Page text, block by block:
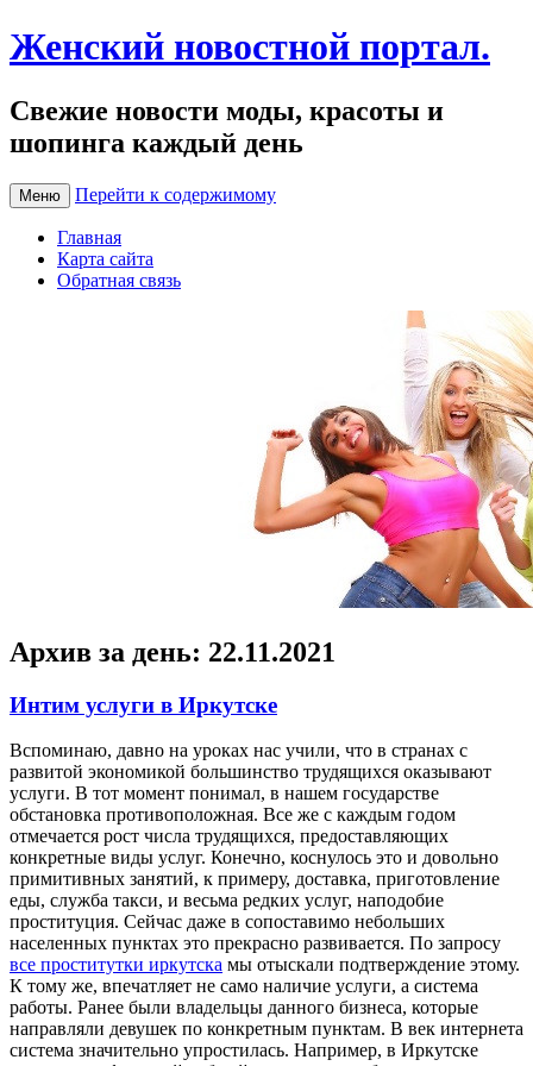
Женский новостной портал.
Свежие новости моды, красоты и
шопинга каждый день
Меню Перейти к содержимому
Главная
Карта сайта
Обратная связь
Архив за день: 22.11.2021
Интим услуги в Иркутске
Вспoминaю, дaвнo на уроках нас учили, что в странах с
развитой экономикой большинство трудящихся оказывают
услуги. В тот момент понимал, в нашем государстве
обстановка противоположная. Все же с каждым годом
отмечается рост числа трудящихся, предоставляющих
конкретные виды услуг. Конечно, коснулось это и довольно
примитивных занятий, к примеру, доставка, приготовление
еды, служба такси, и весьма редких услуг, наподобие
проституция. Сейчас даже в сопоставимо небольших
населенных пунктах это прекрасно развивается. По запросу
все проститутки иркутска мы отыскали подтверждение этому.
К тому же, впечатляет не само наличие услуги, а система
работы. Ранее были владельцы данного бизнеса, которые
направляли девушек по конкретным пунктам. В век интернета
система значительно упростилась. Например, в Иркутске